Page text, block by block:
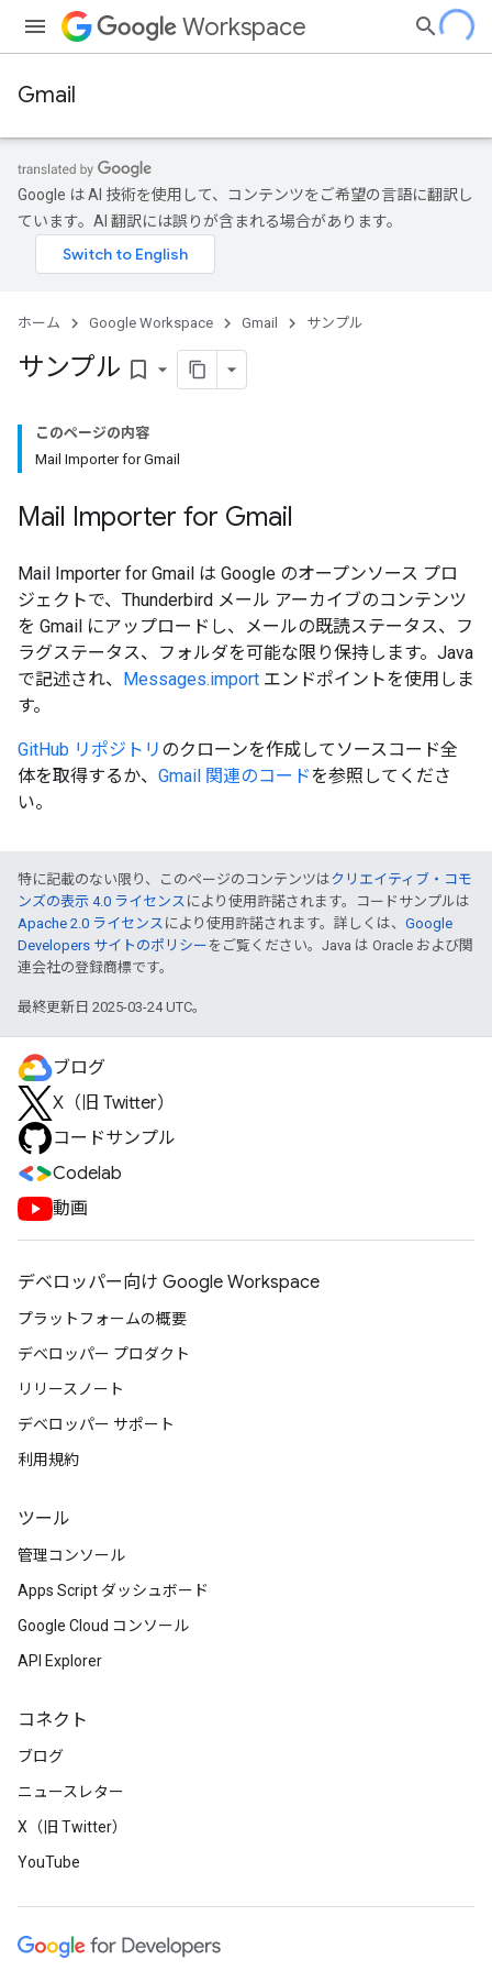
Workspace
Gmail
Google は AI 技術を使用して、コンテンツをご希望の言語に翻訳し
ています。AI 翻訳には誤りが含まれる場合があります。
ホーム Google Workspace Gmail サンプル
サンプル bookmark_border
このページの内容
Mail Importer for Gmail
Mail Importer for Gmail
Mail Importer for Gmail は Google のオープンソース プロ
ジェクトで、Thunderbird メール アーカイブのコンテンツ
を Gmail にアップロードし、メールの既読ステータス、フ
ラグステータス、フォルダを可能な限り保持します。Java
で記述され、 Messages.import エンドポイントを使用しま
す。
GitHub リポジトリ のクローンを作成してソースコード全
体を取得するか、 Gmail 関連のコードを参照してくださ
い。
特に記載のない限り、このページのコンテンツはクリエイティブ・コモ
ンズの表示 4.0 ライセンス により使用許諾されます。コードサンプルは
Apache 2.0 ライセンス により使用許諾されます。詳しくは、 Google
Developers サイトのポリシー をご覧ください。Java は Oracle および関
連会社の登録商標です。
最終更新日 2025-03-24 UTC。
ブログ
X（旧 Twitter）
コードサンプル
Codelab
動画
デベロッパー向け Google Workspace
プラットフォームの概要
デベロッパー プロダクト
リリースノート
デベロッパー サポート
利用規約
ツール
管理コンソール
Apps Script ダッシュボード
Google Cloud コンソール
API Explorer
コネクト
ブログ
ニュースレター
X（旧 Twitter）
YouTube